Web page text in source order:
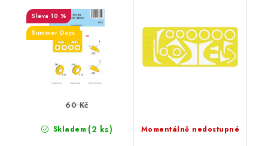
10 %
Summer Days
Skladem (2 ks)
60 Kč
Momentálně nedostupné